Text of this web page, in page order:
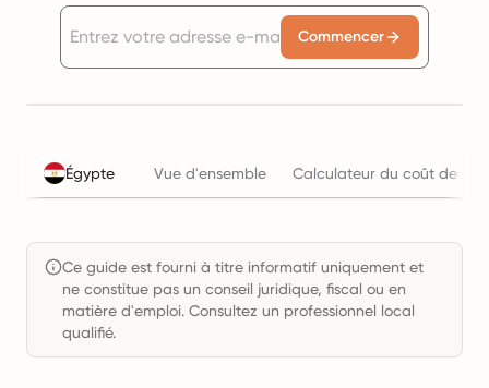
Commencer
Égypte Vue d'ensemble Calculateur du coût de
Ce guide est fourni à titre informatif uniquement et
ne constitue pas un conseil juridique, fiscal ou en
matière d'emploi. Consultez un professionnel local
qualifié.